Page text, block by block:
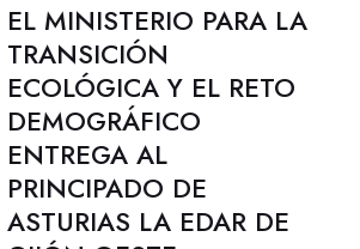
EL MINISTERIO PARA LA
TRANSICIÓN
ECOLÓGICA Y EL RETO
DEMOGRÁFICO
ENTREGA AL
PRINCIPADO DE
ASTURIAS LA EDAR DE